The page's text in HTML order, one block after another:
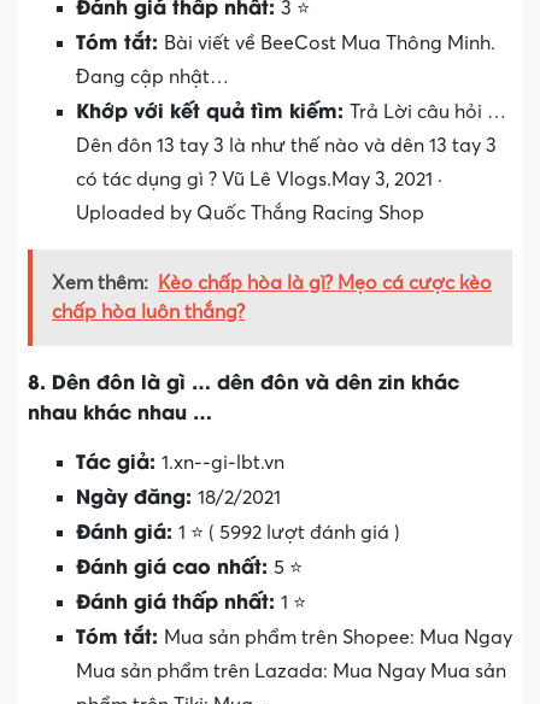
3 ⭐
Tóm tắt: Bài viết về BeeCost Mua Thông Minh.
Đang cập nhật…
Khớp với kết quả tìm kiếm: Trả Lời câu hỏi …
Dên đôn 13 tay 3 là như thế nào và dên 13 tay 3
có tác dụng gì ? Vũ Lê Vlogs.May 3, 2021 ·
Uploaded by Quốc Thắng Racing Shop
Xem thêm:
Kèo chấp hòa là gì? Mẹo cá cược kèo
chấp hòa luôn thắng?
8. Dên đôn là gì … dên đôn và dên zin khác
nhau khác nhau …
Tác giả: 1.xn--gi-lbt.vn
Ngày đăng: 18/2/2021
Đánh giá: 1 ⭐ ( 5992 lượt đánh giá )
Đánh giá cao nhất: 5 ⭐
Đánh giá thấp nhất: 1 ⭐
Tóm tắt: Mua sản phẩm trên Shopee: Mua Ngay
Mua sản phẩm trên Lazada: Mua Ngay Mua sản